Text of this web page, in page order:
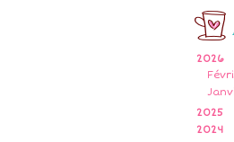
2026
2025
2024